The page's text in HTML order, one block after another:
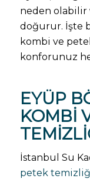
neden olabilir
doğurur. İşte
kombi ve
konforunuz
EYÜP
KOMBI
İstanbul Su
petek